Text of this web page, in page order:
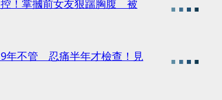
控！掌摑前女友狠踹胸腹 被
9年不管 忍痛半年才檢查！見